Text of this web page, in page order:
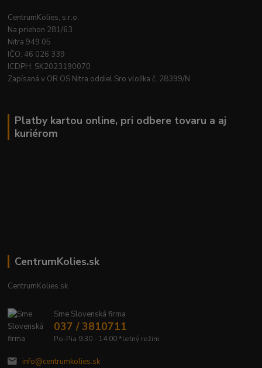
CentrumKolies, s.r.o.
Na priehon 281/63
Nitra 949 05
IČO: 46 026 339
ICDPH: SK2023190070
Zapísaná v OR OS Nitra oddiel Sro vložka č. 28399/N
Platby kartou online, pri odbere tovaru a aj
kuriérom
CentrumKolies.sk
CentrumKolies.sk
Sme Slovenská firma
037 / 3810711
Po-Pia 9.30 - 14.00 *letný režim
info@centrumkolies.sk